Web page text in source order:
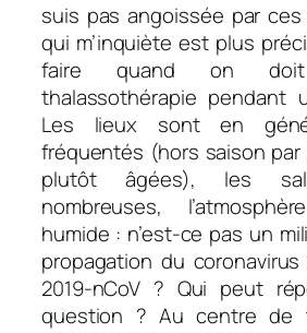
suis pas angoissée par
qui m’inquiète est plus
faire quand on
thalassothérapie pendant
Les lieux sont en
fréquentés (hors saison
plutôt âgées), les
nombreuses,
humide : n’est-ce pas un
propagation du
2019-nCoV ? Qui peut
question ? Au centre de